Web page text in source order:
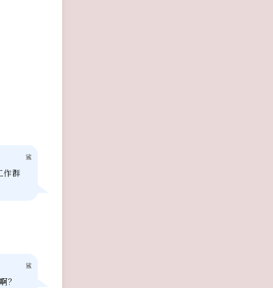
鲨
作群
鲨
？